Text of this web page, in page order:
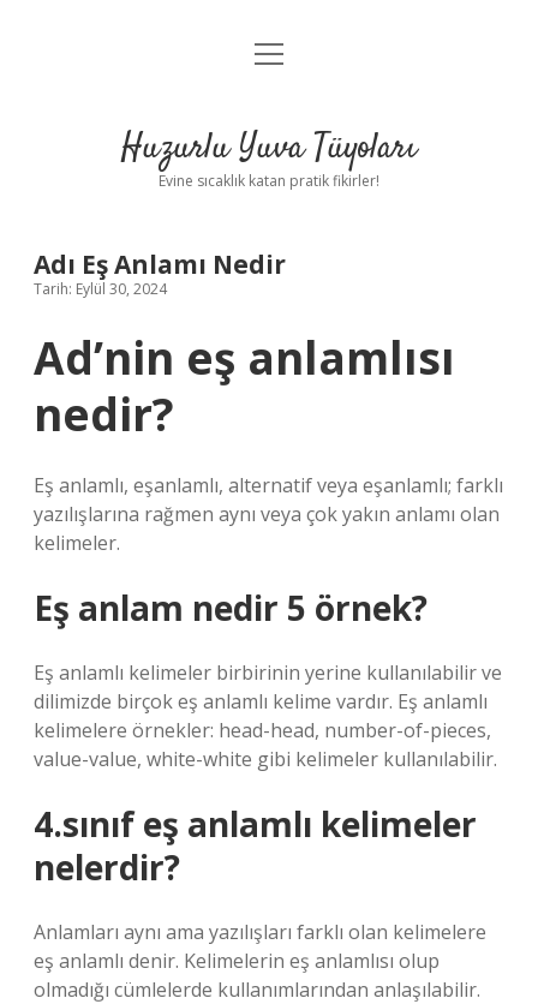
Anasayfa
Yasal Uyarı
menüyü
Huzurlu Yuva Tüyoları
Evine sıcaklık katan pratik fikirler!
Adı Eş Anlamı Nedir
Tarih: Eylül 30, 2024
Ad’nin eş anlamlısı
nedir?
Eş anlamlı, eşanlamlı, alternatif veya eşanlamlı; farklı
yazılışlarına rağmen aynı veya çok yakın anlamı olan
kelimeler.
Eş anlam nedir 5 örnek?
Eş anlamlı kelimeler birbirinin yerine kullanılabilir ve
dilimizde birçok eş anlamlı kelime vardır. Eş anlamlı
kelimelere örnekler: head-head, number-of-pieces,
value-value, white-white gibi kelimeler kullanılabilir.
4.sınıf eş anlamlı kelimeler
nelerdir?
Anlamları aynı ama yazılışları farklı olan kelimelere
eş anlamlı denir. Kelimelerin eş anlamlısı olup
olmadığı cümlelerde kullanımlarından anlaşılabilir.